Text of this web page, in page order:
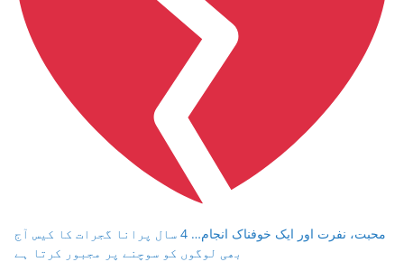
محبت، نفرت اور ایک خوفناک انجام… 4 سال پرانا گجرات کا کیس آج
بھی لوگوں کو سوچنے پر مجبور کرتا ہے